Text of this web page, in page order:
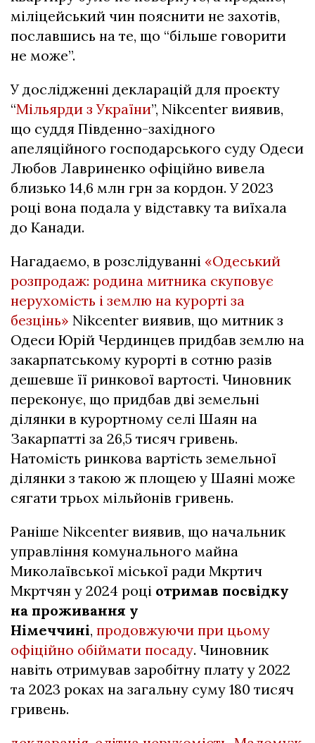
міліцейський чин пояснити не захотів,
пославшись на те, що “більше говорити
не може”.
У дослідженні декларацій для проєкту
“Мільярди з України”, Nikcenter виявив,
що суддя Південно-західного
апеляційного господарського суду Одеси
Любов Лавриненко офіційно вивела
близько 14,6 млн грн за кордон. У 2023
році вона подала у відставку та виїхала
до Канади.
Нагадаємо, в розслідуванні «Одеський
розпродаж: родина митника скуповує
нерухомість і землю на курорті за
безцінь» Nikcenter виявив, що митник з
Одеси Юрій Чердинцев придбав землю на
закарпатському курорті в сотню разів
дешевше її ринкової вартості. Чиновник
переконує, що придбав дві земельні
ділянки в курортному селі Шаян на
Закарпатті за 26,5 тисяч гривень.
Натомість ринкова вартість земельної
ділянки з такою ж площею у Шаяні може
сягати трьох мільйонів гривень.
Раніше Nikcenter виявив, що начальник
управління комунального майна
Миколаївської міської ради Мкртич
Мкртчян у 2024 році отримав посвідку
на проживання у
Німеччині, продовжуючи при цьому
офіційно обіймати посаду. Чиновник
навіть отримував заробітну плату у 2022
та 2023 роках на загальну суму 180 тисяч
гривень.